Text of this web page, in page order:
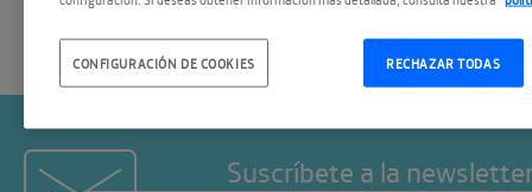
Suscríbete a la
RECHAZAR TODAS
CONFIGURACIÓN DE COOKIES